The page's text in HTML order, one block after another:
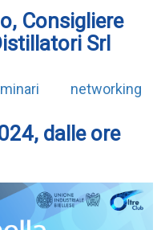
Consigliere
Srl
networking
dalle ore